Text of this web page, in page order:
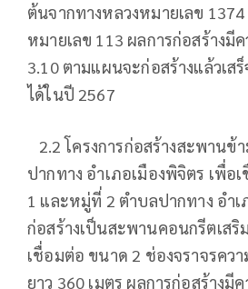
ต้นจากทางหลวงหมายเลข
หมายเลข 113 ผลการก่อสร้างมี
3.10 ตามแผนจะก่อสร้างแล้วเส
ได้ในปี 2567
2.2 โครงการก่อสร้างสะพาน
ปากทาง อําเภอเมืองพิจิตร เพื่
1 และหมู่ที่ 2 ตําบลปากทาง อำเ
ก่อสร้างเป็นสะพานคอนกรีตเส
เชื่อมต่อ ขนาด 2 ช่องจราจรควา
ยาว 360 เมตร ผลการก่อสร้างมี